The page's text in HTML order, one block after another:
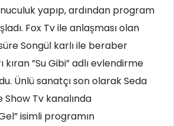
yapıp, ardından program
Fox Tv ile anlaşması olan
Songül karlı ile beraber
”Su Gibi” adlı evlendirme
Ünlü sanatçı son olarak Seda
Tv kanalında
isimli programın